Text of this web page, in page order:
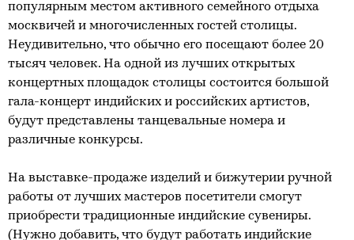
популярным местом активного семейного отдыха
москвичей и многочисленных гостей столицы.
Неудивительно, что обычно его посещают более 20
тысяч человек. На одной из лучших открытых
концертных площадок столицы состоится большой
гала-концерт индийских и российских артистов,
будут представлены танцевальные номера и
различные конкурсы.
На выставке-продаже изделий и бижутерии ручной
работы от лучших мастеров посетители смогут
приобрести традиционные индийские сувениры.
(Нужно добавить, что будут работать индийские